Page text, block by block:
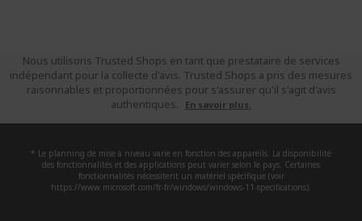
Nous utilisons Trusted Shops en tant que prestataire de services
indépendant pour la collecte d'avis. Trusted Shops a pris des mesures
raisonnables et proportionnées pour s'assurer qu'il s'agit d'avis
authentiques.
En savoir plus.
* Le planning de mise à niveau varie en fonction des appareils. La disponibilité
des fonctionnalités et des applications peut varier selon le pays. Certaines
fonctionnalités nécessitent un matériel spécifique (voir
https://www.microsoft.com/fr-fr/windows/windows-11-specifications).